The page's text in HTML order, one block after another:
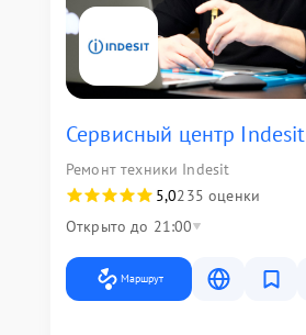
Сервисный центр Indesit
Ремонт техники Indesit
5,0235 оценки
Открыто до 21:00
Маршрут